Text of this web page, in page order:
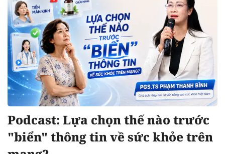
Podcast: Lựa chọn thế nào trước
"biển" thông tin về sức khỏe trên